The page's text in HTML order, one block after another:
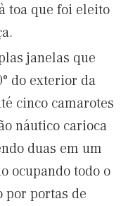
toa que foi eleito
janelas que
do exterior da
cinco camarotes
náutico carioca
duas em um
ocupando todo o
por portas de